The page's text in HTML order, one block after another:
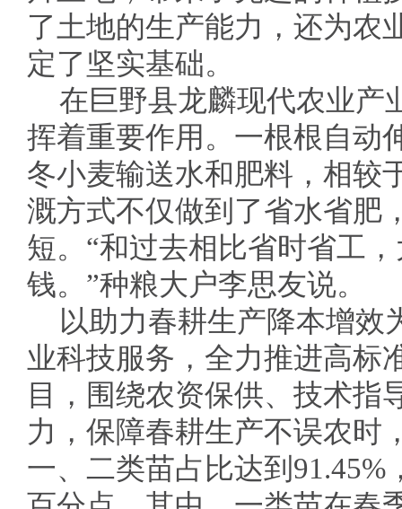
了土地的生产能力，还为农
定了坚实基础。
在巨野县龙麟现代农业产
挥着重要作用。一根根自动
冬小麦输送水和肥料，相较
溉方式不仅做到了省水省肥
短。“和过去相比省时省工
钱。”种粮大户李思友说。
以助力春耕生产降本增效
业科技服务，全力推进高标
目，围绕农资保供、技术指
力，保障春耕生产不误农时
一、二类苗占比达到